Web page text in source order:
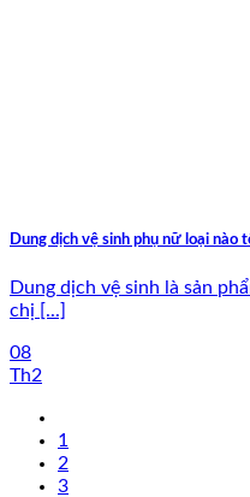
Dung dịch vệ sinh phụ nữ loại nào
Dung dịch vệ sinh là sản
chị [...]
08
Th2
1
2
3